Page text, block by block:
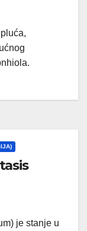
je stanje u